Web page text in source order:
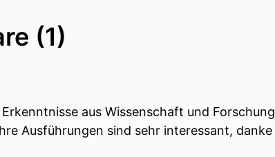
(1)
aus Wissenschaft und Forschung
Ausführungen sind sehr interessant, danke